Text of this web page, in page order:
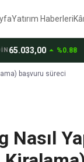
Yatırım Haberleri
arrow_drop_up%0.88
başvuru süreci
Nasıl